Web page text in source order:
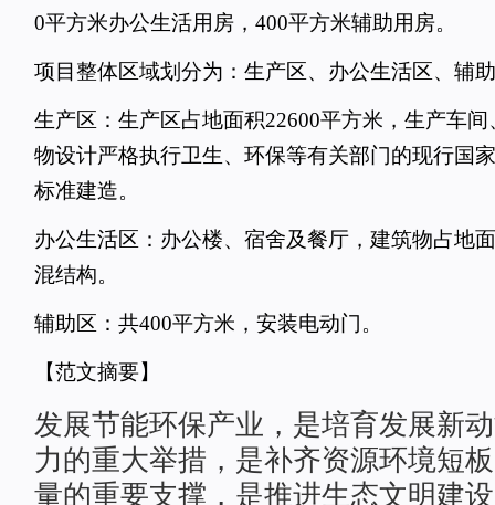
0平方米办公生活用房，400平方米辅助用房。
项目整体区域划分为：生产区、办公生活区、辅
生产区：生产区占地面积22600平方米，生产车
物设计严格执行卫生、环保等有关部门的现行国
标准建造。
办公生活区：办公楼、宿舍及餐厅，建筑物占地
混结构。
辅助区：共400平方米，安装电动门。
【范文摘要】
发展节能环保产业，是培育发展新
力的重大举措，是补齐资源环境短
量的重要支撑，是推进生态文明建